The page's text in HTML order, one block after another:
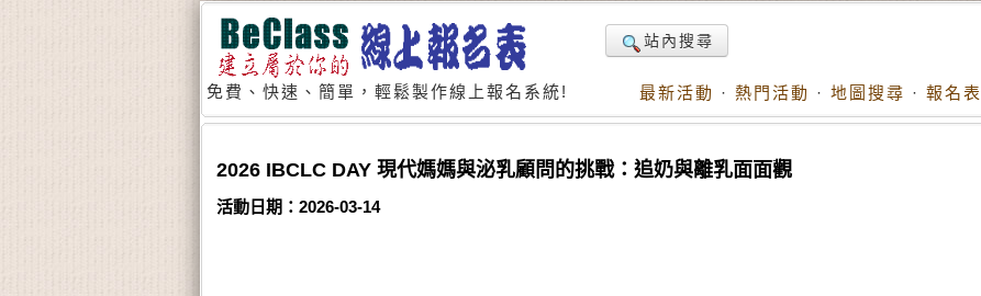
免費、快速、簡單，輕鬆製作線上報名系統!
站內搜尋
最新活動 · 熱門活動 · 地圖搜尋 · 報名
2026 IBCLC DAY 現代媽媽與泌乳顧問的挑戰：追奶與離乳面面觀
活動日期：2026-03-14